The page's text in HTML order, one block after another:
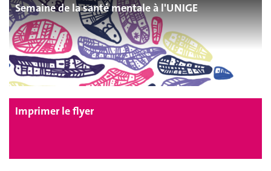
Semaine de la santé mentale à l'UNIGE
Imprimer le flyer